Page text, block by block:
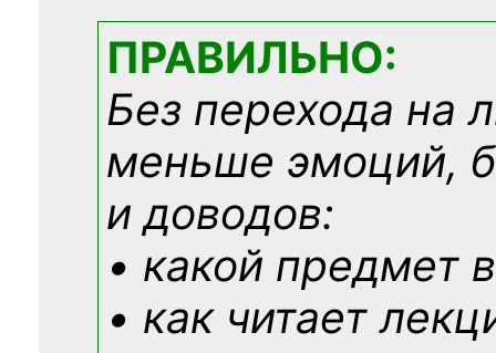
ПРАВИЛЬНО:
Без перехода на
меньше эмоций,
и доводов:
• какой предмет
• как читает